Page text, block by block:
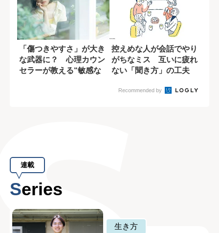
「傷つきやすさ」が大き
な武器に？ 心理カウン
セラーが教える“敏感な
控えめな人が会話でやり
がちなミス 互いに疲れ
ない「聞き方」の工夫
Recommended by
連載
Series
生き方